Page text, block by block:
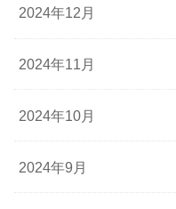
2024年12月
2024年11月
2024年10月
2024年9月